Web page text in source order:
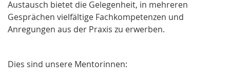
Austausch bietet die Gelegenheit, in mehreren
Gesprächen vielfältige Fachkompetenzen und
Anregungen aus der Praxis zu erwerben.
Dies sind unsere Mentorinnen: